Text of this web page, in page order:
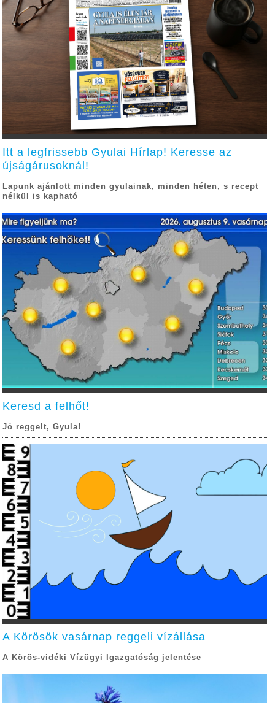
Itt a legfrissebb Gyulai Hírlap! Keresse az
újságárusoknál!
Lapunk ajánlott minden gyulainak, minden héten, s recept
nélkül is kapható
Keresd a felhőt!
Jó reggelt, Gyula!
A Körösök vasárnap reggeli vízállása
A Körös-vidéki Vízügyi Igazgatóság jelentése